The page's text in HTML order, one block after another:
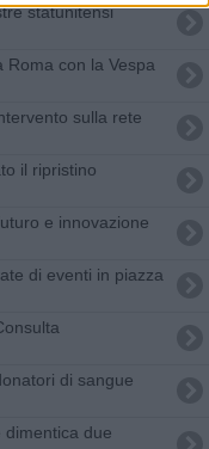
statunitensi
Roma con la Vespa
sulla rete
il ripristino
e innovazione
di eventi in piazza
di sangue
dimentica due